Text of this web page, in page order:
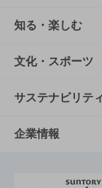
商品TOP
商品一覧
商品発売情報
栄養成分一覧
知る・楽しむ
知る・楽しむ
キャンペーン
工場見学
文化・スポーツ
文化・スポー
サントリーホ
サステナビリテ
サステナビリ
企業情報